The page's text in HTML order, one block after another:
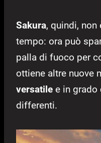
Sakura, quindi,
tempo: ora può
palla di fuoco per
ottiene altre nuove
versatile e in grado
differenti.